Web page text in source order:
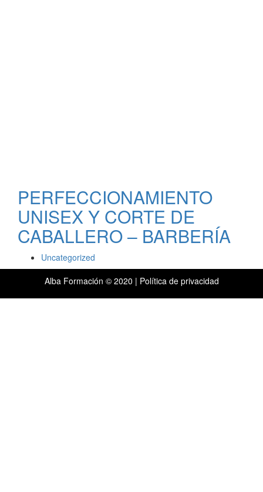
PERFECCIONAMIENTO
UNISEX Y CORTE DE
CABALLERO – BARBERÍA
Uncategorized
Alba Formación © 2020 | Política de privacidad